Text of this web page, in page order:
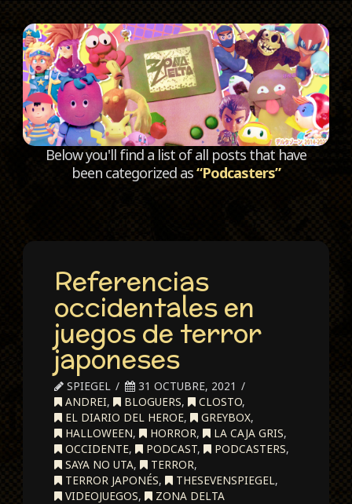
Below you'll find a list of all posts that have
been categorized as“Podcasters”
Referencias
occidentales en
juegos de terror
japoneses
SPIEGEL
31 OCTUBRE, 2021
ANDREI, BLOGUERS, CLOSTO,
EL DIARIO DEL HEROE, GREYBOX,
HALLOWEEN, HORROR, LA CAJA GRIS,
OCCIDENTE, PODCAST, PODCASTERS,
SAYA NO UTA, TERROR,
TERROR JAPONÉS, THESEVENSPIEGEL,
VIDEOJUEGOS, ZONA DELTA